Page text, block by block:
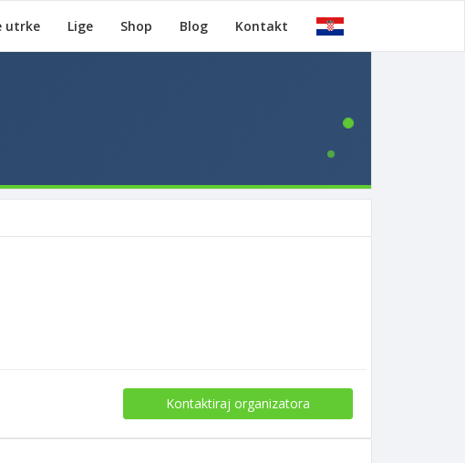
utrke Lige Shop Blog Kontakt
Kontaktiraj organizatora